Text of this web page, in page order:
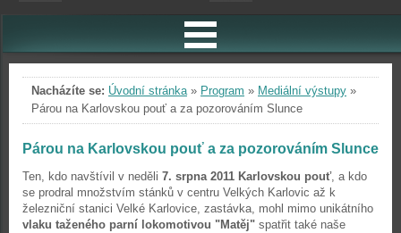
Nacházíte se: Úvodní stránka» Program » Mediální výstupy »
Párou na Karlovskou pouť a za pozorováním Slunce
Párou na Karlovskou pouť a za pozorováním Slunce
Ten, kdo navštívil v neděli 7. srpna 2011 Karlovskou pouť, a kdo
se prodral množstvím stánků v centru Velkých Karlovic až k
železniční stanici Velké Karlovice, zastávka, mohl mimo unikátního
vlaku taženého parní lokomotivou "Matěj" spatřit také naše